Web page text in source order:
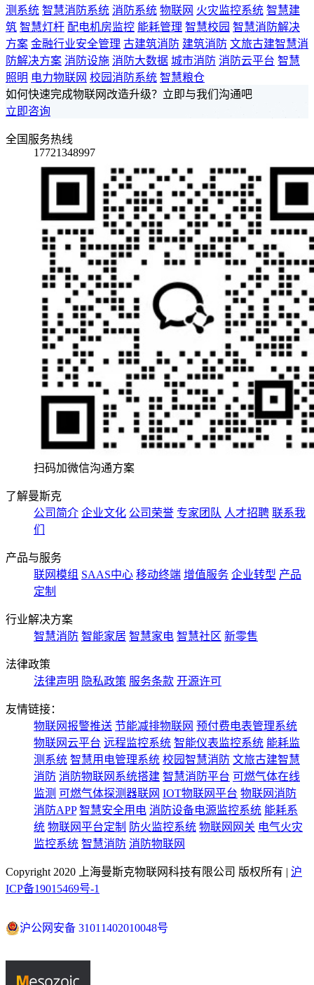
测系统 智慧消防系统 消防系统 物联网 火灾监控系统 智慧建
筑 智慧灯杆 配电机房监控 能耗管理 智慧校园 智慧消防解决
方案 金融行业安全管理 古建筑消防 建筑消防 文旅古建智慧消
防解决方案 消防设施 消防大数据 城市消防 消防云平台 智慧
照明 电力物联网 校园消防系统 智慧粮仓
如何快速完成物联网改造升级？立即与我们沟通吧
立即咨询
全国服务热线
17721348997
扫码加微信沟通方案
了解曼斯克
公司简介 企业文化 公司荣誉 专家团队 人才招聘 联系我
们
产品与服务
联网模组 SAAS中心 移动终端 增值服务 企业转型 产品
定制
行业解决方案
智慧消防 智能家居 智慧家电 智慧社区 新零售
法律政策
法律声明 隐私政策 服务条款 开源许可
友情链接：
物联网报警推送 节能减排物联网 预付费电表管理系统
物联网云平台 远程监控系统 智能仪表监控系统 能耗监
测系统 智慧用电管理系统 校园智慧消防 文旅古建智慧
消防 消防物联网系统搭建 智慧消防平台 可燃气体在线
监测 可燃气体探测器联网 IOT物联网平台 物联网消防
消防APP 智慧安全用电 消防设备电源监控系统 能耗系
统 物联网平台定制 防火监控系统 物联网网关 电气火灾
监控系统 智慧消防 消防物联网
Copyright 2020 上海曼斯克物联网科技有限公司 版权所有 | 沪
ICP备19015469号-1
沪公网安备 31011402010048号